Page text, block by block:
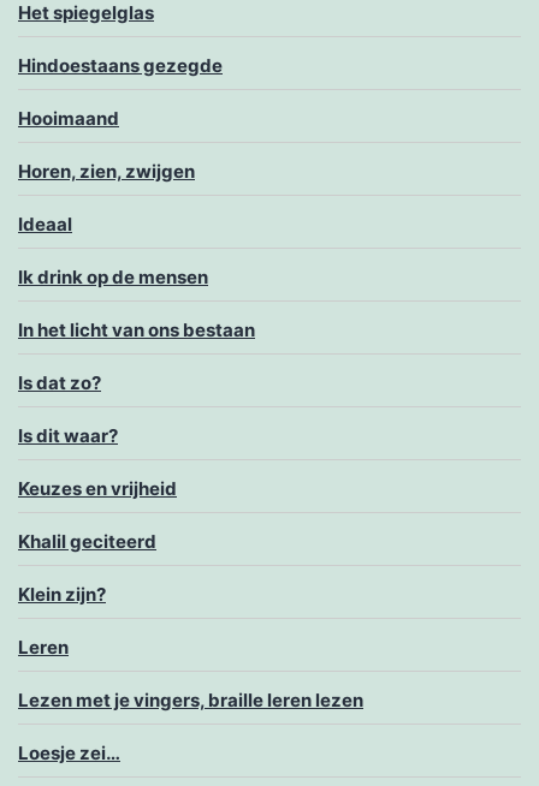
Het spiegelglas
Hindoestaans gezegde
Hooimaand
Horen, zien, zwijgen
Ideaal
Ik drink op de mensen
In het licht van ons bestaan
Is dat zo?
Is dit waar?
Keuzes en vrijheid
Khalil geciteerd
Klein zijn?
Leren
Lezen met je vingers, braille leren lezen
Loesje zei…